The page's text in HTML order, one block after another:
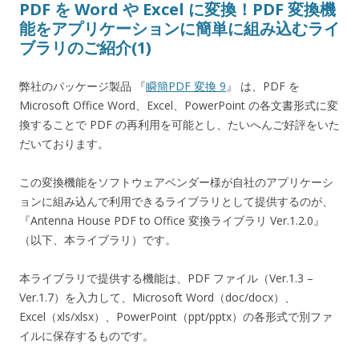
PDF を Word や Excel に変換！PDF 変換機
能をアプリケーションに簡単に組み込むライ
ブラリのご紹介(1)
弊社のパッケージ製品 『瞬簡PDF 変換 9』 は、PDF を
Microsoft Office Word、Excel、PowerPoint の各文書形式に変
換することで PDF の再利用を可能とし、たいへんご好評をいた
だいております。
この変換機能をソフトウェアベンダー様が自社のアプリケーシ
ョンに組み込んで利用できるライブラリとして提供するのが、
『Antenna House PDF to Office 変換ライブラリ Ver.1.2.0』
（以下、本ライブラリ）です。
本ライブラリで提供する機能は、PDF ファイル（Ver.1.3 –
Ver.1.7）を入力して、Microsoft Word（doc/docx）、
Excel（xls/xlsx）、PowerPoint（ppt/pptx）の各形式で別ファ
イルに保存するものです。